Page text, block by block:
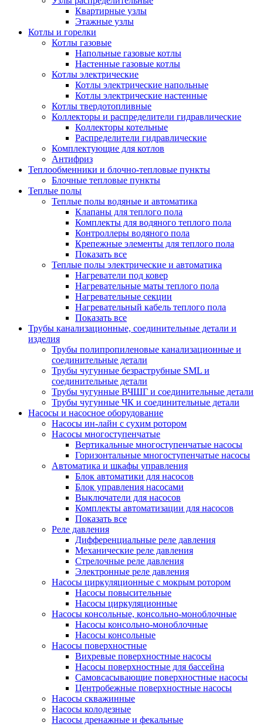
Квартирные узлы
Этажные узлы
Котлы и горелки
Котлы газовые
Напольные газовые котлы
Настенные газовые котлы
Котлы электрические
Котлы электрические напольные
Котлы электрические настенные
Котлы твердотопливные
Коллекторы и распределители гидравлические
Коллекторы котельные
Распределители гидравлические
Комплектующие для котлов
Антифриз
Теплообменники и блочно-тепловые пункты
Блочные тепловые пункты
Теплые полы
Теплые полы водяные и автоматика
Клапаны для теплого пола
Комплекты для водяного теплого пола
Контроллеры водяного пола
Крепежные элементы для теплого пола
Показать все
Теплые полы электрические и автоматика
Нагреватели под ковер
Нагревательные маты теплого пола
Нагревательные секции
Нагревательный кабель теплого пола
Показать все
Трубы канализационные, соединительные детали и
изделия
Трубы полипропиленовые канализационные и
соединительные детали
Трубы чугунные безраструбные SML и
соединительные детали
Трубы чугунные ВЧШГ и соединительные детали
Трубы чугунные ЧК и соединительные детали
Насосы и насосное оборудование
Насосы ин-лайн с сухим ротором
Насосы многоступенчатые
Вертикальные многоступенчатые насосы
Горизонтальные многоступенчатые насосы
Автоматика и шкафы управления
Блок автоматики для насосов
Блок управления насосами
Выключатели для насосов
Комплекты автоматизации для насосов
Показать все
Реле давления
Дифференциальные реле давления
Механические реле давления
Стрелочные реле давления
Электронные реле давления
Насосы циркуляционные с мокрым ротором
Насосы повысительные
Насосы циркуляционные
Насосы консольные, консольно-моноблочные
Насосы консольно-моноблочные
Насосы консольные
Насосы поверхностные
Вихревые поверхностные насосы
Насосы поверхностные для бассейна
Самовсасывающие поверхностные насосы
Центробежные поверхностные насосы
Насосы скважинные
Насосы колодезные
Насосы дренажные и фекальные